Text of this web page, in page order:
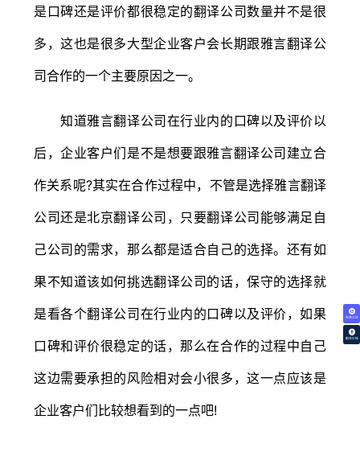
免费试译
翻译价格
是口碑还是评价都很稳定的翻译公司数量并不是很
多，这也是很多大型企业客户会长期跟雅言翻译公
司合作的一个主要原因之一。
知道雅言翻译公司在行业内的口碑以及评价以
后，企业客户们是不是想要跟雅言翻译公司建立合
作关系呢?其实在合作过程中，不管是选择雅言翻译
公司还是北京翻译公司，只要翻译公司能够满足自
己公司的需求，那么都是适合自己的选择。还有如
果不知道该如何挑选翻译公司的话，保守的选择就
是看各个翻译公司在行业内的口碑以及评价，如果
口碑和评价很稳定的话，那么在合作的过程中自己
这边需要承担的风险相对会小很多，这一点应该是
企业客户们比较想看到的一点吧!